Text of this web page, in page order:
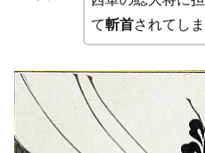
て斬首されてし